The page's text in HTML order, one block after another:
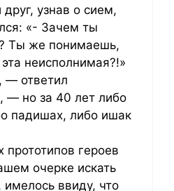
узнав о сием,
«- Зачем ты
Ты же понимаешь,
неисполнимая?!»
— ответил
— но за 40 лет либо
падишах, либо ишак
прототипов героев
очерке искать
имелось ввиду, что